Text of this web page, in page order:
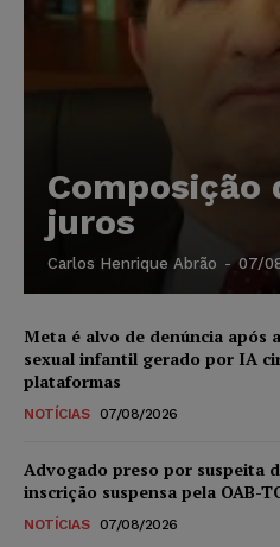
Composição
juros
Carlos Henrique Abrão - 07/
Meta é alvo de denúncia após
sexual infantil gerado por IA
plataformas
NOTÍCIAS 07/08/2026
Advogado preso por suspeita
inscrição suspensa pela OAB-
NOTÍCIAS 07/08/2026